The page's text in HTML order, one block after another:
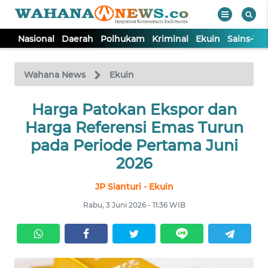
Nasional Daerah Polhukam Kriminal Ekuin Sains-
Wahana News Ekuin
Harga Patokan Ekspor dan
Harga Referensi Emas Turun
pada Periode Pertama Juni
2026
JP Sianturi - Ekuin
Rabu, 3 Juni 2026 - 11:36 WIB
TV
Tutup
NASIONAL
DAERAH
EKUIN